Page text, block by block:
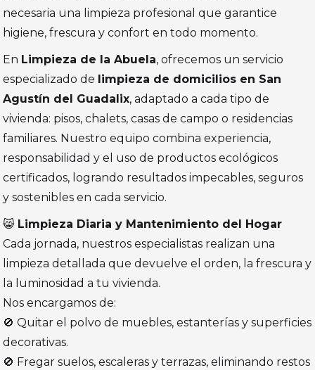
necesaria una limpieza profesional que garantice
higiene, frescura y confort en todo momento.
En Limpieza de la Abuela, ofrecemos un servicio
especializado de limpieza de domicilios en San
Agustín del Guadalix, adaptado a cada tipo de
vivienda: pisos, chalets, casas de campo o residencias
familiares. Nuestro equipo combina experiencia,
responsabilidad y el uso de productos ecológicos
certificados, logrando resultados impecables, seguros
y sostenibles en cada servicio.
😸 Limpieza Diaria y Mantenimiento del Hogar
Cada jornada, nuestros especialistas realizan una
limpieza detallada que devuelve el orden, la frescura y
la luminosidad a tu vivienda.
Nos encargamos de:
🚫 Quitar el polvo de muebles, estanterías y superficies
decorativas.
🚫 Fregar suelos, escaleras y terrazas, eliminando restos